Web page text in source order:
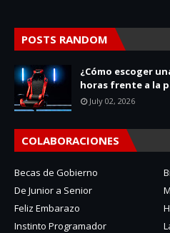
POSTS RANDOM
¿Cómo escoger
horas frente a la
July 02, 2026
COLABORACIONES
Becas de Gobierno
De Junior a Senior
Feliz Embarazo
Instinto Programador